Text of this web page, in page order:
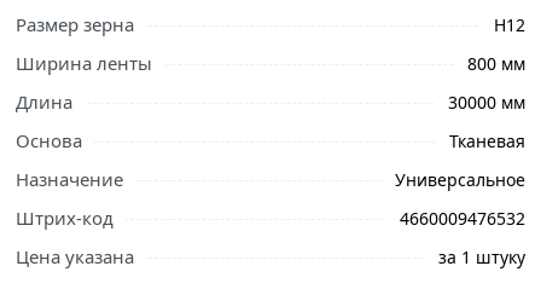
Ознакомьтесь с подробными характеристиками,
описанием и отзывами о товаре, чтобы сделать
правильный выбор и заказать онлайн. Наши
Размер зерна Н12
Ширина ленты 800 мм
Длина 30000 мм
Основа Тканевая
Назначение Универсальное
Штрих-код 4660009476532
Цена указана за 1 штуку